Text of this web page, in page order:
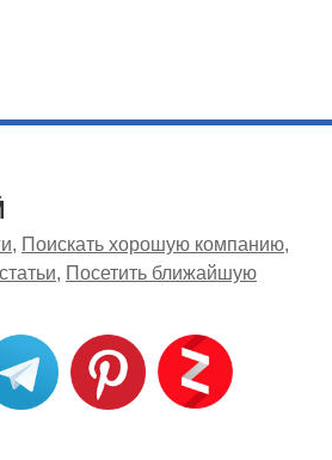
Поискать хорошую компанию
Посетить ближайшую